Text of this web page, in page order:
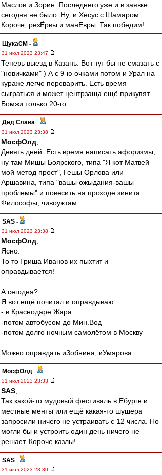
Маслов и Зорин. Последнего уже и в заявке
сегодня не было. Ну, и Хесус с Шамаром.
Короче, резЁрвы и манЕвры. Так победим!
ЩукаСМ -
31 июл 2023 23:47
Теперь выезд в Казань. Вот тут бы не смазать с
"новичками" ) А с 9-ю очками потом и Урал на
кураже легче переварить. Есть время
сыграться и может центрзаща ещё прикупят.
Бомжи только 20-го.
Дед Слава -
31 июл 2023 23:38
МосфОлд
Девять дней. Есть время написать афоризмы,
ну там Мишы Боярского, типа "Я кот Матвей
мой метод прост", Гешы Орлова или
Аршавина, типа "вашы ожыдания-вашы
проблемы" и повесить на проходе зинита.
Философы, чивоужтам.
SAS -
31 июл 2023 23:38
МосфОлд
Ясно.
То то Гриша Иванов их пыхтит и
оправдывается!
А сегодня?
Я вот ещё почитал и оправдываю:
- в Краснодаре Жара
-потом автобусом до Мин.Вод
-потом долго ночным самолётом в Москву
Можно оправдать иЗобнина, иУмярова
МосфОлд -
31 июл 2023 23:33
SAS
Так какой-то мудовый фестиваль в Ебурге и
местные менты или ещё какая-то шушера
запросили ничего не устраивать с 12 числа. Но
могли бы и устроить один день ничего не
решает. Короче казлы!
SAS -
31 июл 2023 23:30